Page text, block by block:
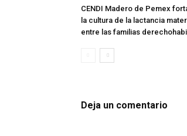
CENDI Madero de Pemex
la cultura de la lactancia
entre las familias
Deja un comentario